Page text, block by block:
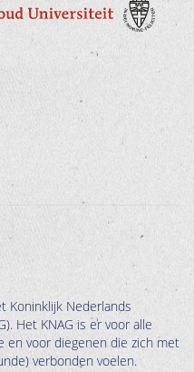
Koninklijk Nederlands
Het KNAG is er voor alle
en voor diegenen die zich met
verbonden voelen.